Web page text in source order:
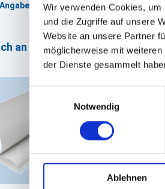
Wir verwenden Cookies,
und die Zugriffe auf unsere
Website an unsere Partner
möglicherweise mit
der Dienste gesammelt
Einwilligungsauswahl
Notwendig
Ablehnen
Angaben zur Informationspflichten der
an folgenden Artikeln